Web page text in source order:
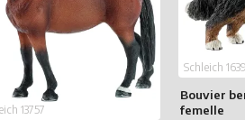
13757
Bouvier
femelle
Schleich